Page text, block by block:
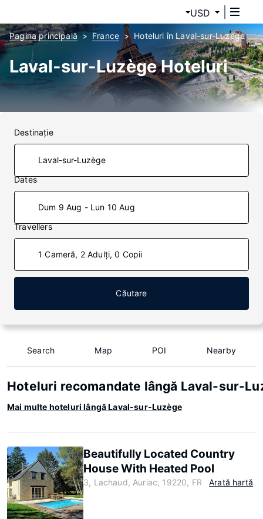
USD
Pagina principală France Hoteluri în Laval-sur-Luzège
Laval-sur-Luzège Hoteluri
Destinaţie
Dates
Dum 9 Aug - Lun 10 Aug
Travellers
1 Cameră, 2 Adulți, 0 Copii
Căutare
Search Map POI Nearby
Hoteluri recomandate lângă Laval-sur-
Mai multe hoteluri lângă Laval-sur-Luzège
Beautifully Located Country
House With Heated Pool
3, Lachaud, Auriac, 19220, FR Arată hartă